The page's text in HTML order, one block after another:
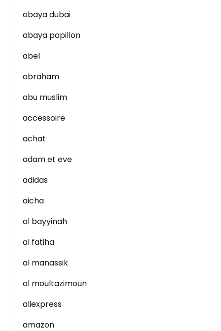
abaya dubai
abaya papillon
abel
abraham
abu muslim
accessoire
achat
adam et eve
adidas
aicha
al bayyinah
al fatiha
al manassik
al moultazimoun
aliexpress
amazon